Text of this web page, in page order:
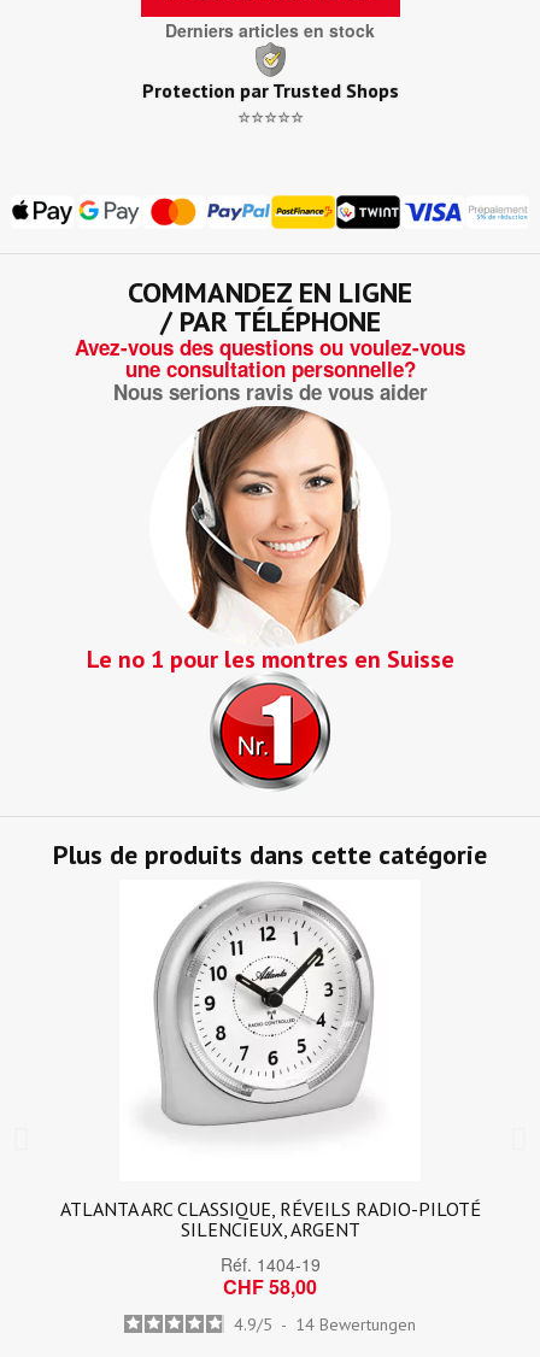
Derniers articles en stock
Protection par Trusted Shops
⭐⭐⭐⭐⭐
COMMANDEZ EN LIGNE
/ PAR TÉLÉPHONE
Avez-vous des questions ou voulez-vous
une consultation personnelle?
Nous serions ravis de vous aider
Le no 1 pour les montres en Suisse
Plus de produits dans cette catégorie
ATLANTA ARC CLASSIQUE, RÉVEILS RADIO-PILOTÉ
SILENCIEUX, ARGENT
Réf. 1404-19
CHF 58,00
4.9/5 - 14 Bewertungen